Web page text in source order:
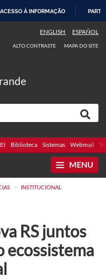
ACESSO À INFORMAÇÃO
ENGLISH ESPAÑOL
ALTO CONTRASTE MAPA DO SITE
Biblioteca Sistemas Webmail
MENU
> INSTITUCIONAL
RS juntos
ecossistema